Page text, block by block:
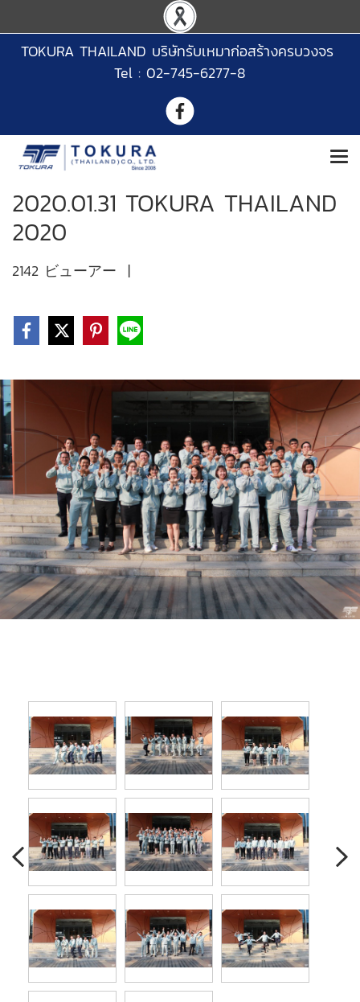
TOKURA THAILAND บริษัทรับเหมาก่อสร้างครบวงจร
Tel : 02-745-6277-8
2020.01.31 TOKURA THAILAND
2020
2142 ビューアー |